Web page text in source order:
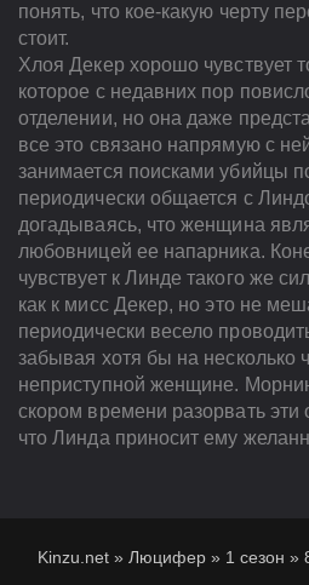
понять, что кое-какую черту
стоит.
Хлоя Декер хорошо чувствует
которое с недавних пор
отделении, но она даже
все это связано напрямую с
занимается поисками убийцы
периодически общается с
догадываясь, что женщина
любовницей ее напарника.
чувствует к Линде такого же
как к мисс Декер, но это не
периодически весело
забывая хотя бы на несколько
неприступной женщине.
скором времени разорвать эти
что Линда приносит ему
Kinzu.net» Люцифер» 1 сезон »